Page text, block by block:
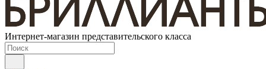
Интернет-магазин представительского класса